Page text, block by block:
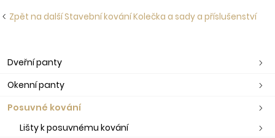
Zpět na další Stavební kování Kolečka a sady a příslušenství
Dveřní panty
Okenní panty
Posuvné kování
Lišty k posuvnému kování